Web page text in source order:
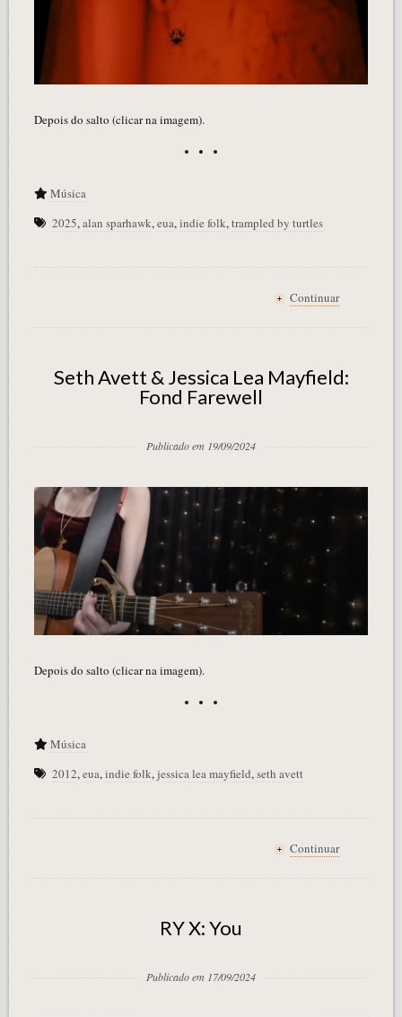
Depois do salto (clicar na imagem).
Música
2025,alan sparhawk,eua,indie folk,trampled by turtles
+ Continuar
Seth Avett & Jessica Lea Mayfield:
Fond Farewell
Publicado em 19/09/2024
Depois do salto (clicar na imagem).
Música
2012,eua,indie folk,jessica lea mayfield,seth avett
+ Continuar
RY X: You
Publicado em 17/09/2024